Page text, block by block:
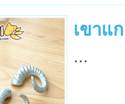
เขาแ
...